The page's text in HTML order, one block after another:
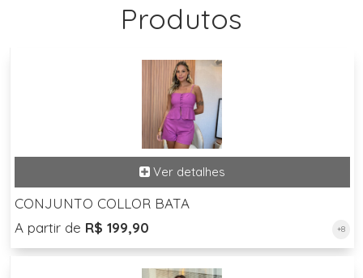
Produtos
CONJUNTO COLLOR BATA
A partir de R$ 199,90 +8